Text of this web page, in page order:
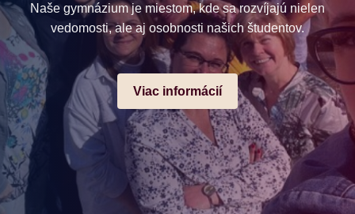
Naše gymnázium je miestom, kde sa rozvíjajú nielen
vedomosti, ale aj osobnosti našich študentov.
Viac informácií